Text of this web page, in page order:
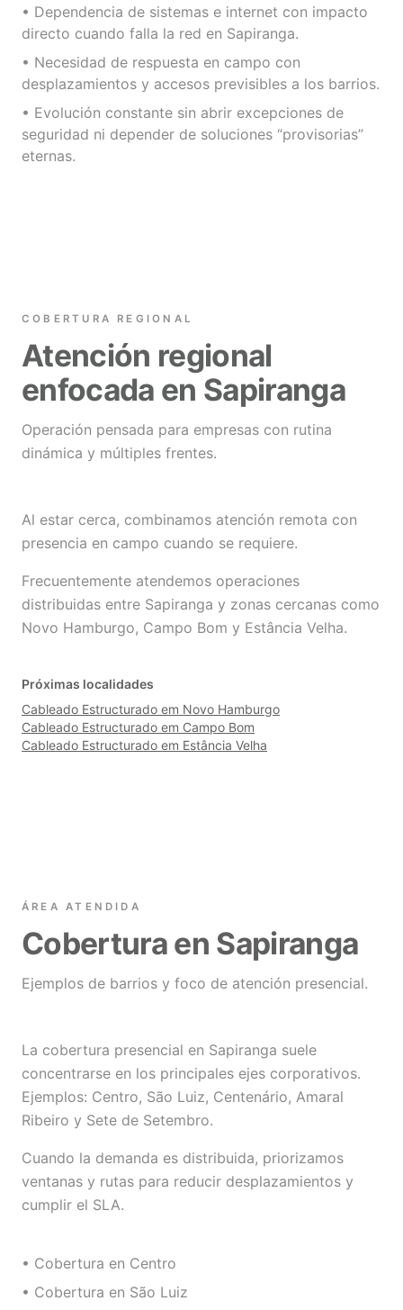
• Dependencia de sistemas e internet con impacto
directo cuando falla la red en Sapiranga.
• Necesidad de respuesta en campo con
desplazamientos y accesos previsibles a los barrios.
• Evolución constante sin abrir excepciones de
seguridad ni depender de soluciones “provisorias”
eternas.
COBERTURA REGIONAL
Atención regional
enfocada en Sapiranga
Operación pensada para empresas con rutina
dinámica y múltiples frentes.
Al estar cerca, combinamos atención remota con
presencia en campo cuando se requiere.
Frecuentemente atendemos operaciones
distribuidas entre Sapiranga y zonas cercanas como
Novo Hamburgo, Campo Bom y Estância Velha.
Próximas localidades
Cableado Estructurado em Novo Hamburgo
Cableado Estructurado em Campo Bom
Cableado Estructurado em Estância Velha
ÁREA ATENDIDA
Cobertura en Sapiranga
Ejemplos de barrios y foco de atención presencial.
La cobertura presencial en Sapiranga suele
concentrarse en los principales ejes corporativos.
Ejemplos: Centro, São Luiz, Centenário, Amaral
Ribeiro y Sete de Setembro.
Cuando la demanda es distribuida, priorizamos
ventanas y rutas para reducir desplazamientos y
cumplir el SLA.
• Cobertura en Centro
• Cobertura en São Luiz